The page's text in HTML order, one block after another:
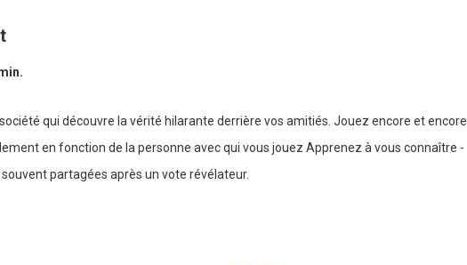
qui découvre la vérité hilarante derrière vos amitiés. Jouez encore et encore
en fonction de la personne avec qui vous jouez Apprenez à vous connaître -
partagées après un vote révélateur.